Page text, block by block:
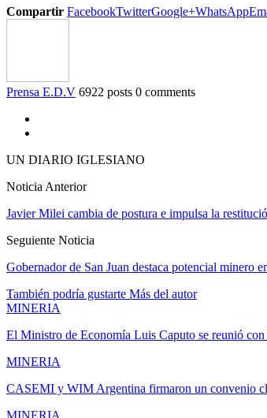
Compartir FacebookTwitterGoogle+WhatsApp
Prensa E.D.V 6922 posts 0 comments
UN DIARIO IGLESIANO
Noticia Anterior
Javier Milei cambia de postura e impulsa la
Seguiente Noticia
Gobernador de San Juan destaca potencial minero
También podría gustarte Más del autor
MINERIA
El Ministro de Economía Luis Caputo se reunió
MINERIA
CASEMI y WIM Argentina firmaron un convenio
MINERIA